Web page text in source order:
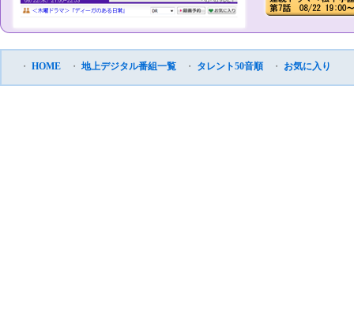
・ HOME ・ 地上デジタル番組一覧 ・ タレント50音順 ・ お気に入り